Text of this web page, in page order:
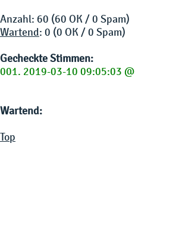
Anzahl: 60 (60 OK / 0 Spam)
Wartend: 0 (0 OK / 0 Spam)
Gecheckte Stimmen:
001. 2019-03-10 09:05:03 @
Wartend:
Top